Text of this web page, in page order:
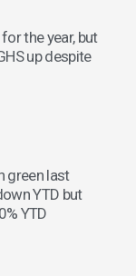
the year, but
up despite
green last
YTD but
YTD